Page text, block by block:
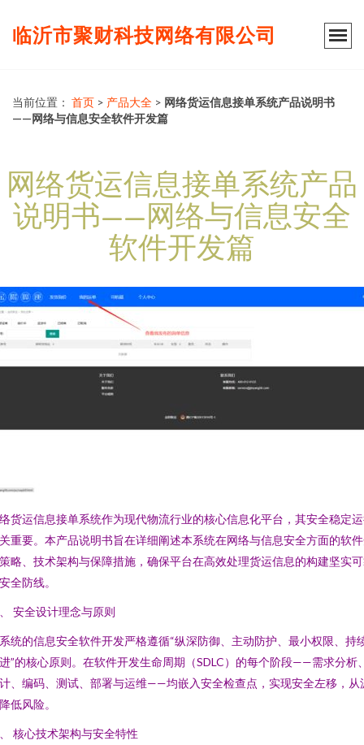
临沂市聚财科技网络有限公司
当前位置： 首页 > 产品大全 > 网络货运信息接单系统产品说明书
——网络与信息安全软件开发篇
网络货运信息接单系统产品
说明书——网络与信息安全
软件开发篇
货运信息接单系统作为现代物流行业的核心信息化平台，其安全稳定
重要。本产品说明书旨在详细阐述本系统在网络与信息安全方面的软
略、技术架构与保障措施，确保平台在高效处理货运信息的构建坚实
全防线。
安全设计理念与原则
统的信息安全软件开发严格遵循“纵深防御、主动防护、最小权限、持
”的核心原则。在软件开发生命周期（SDLC）的每个阶段——需求分析
、编码、测试、部署与运维——均嵌入安全检查点，实现安全左移，从
低风险。
核心技术架构与安全特性